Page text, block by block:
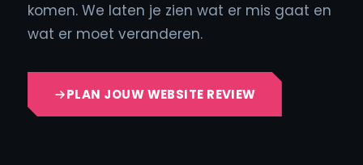
komen. We laten je zien wat er mis gaat en
wat er moet veranderen.
PLAN JOUW WEBSITE REVIEW